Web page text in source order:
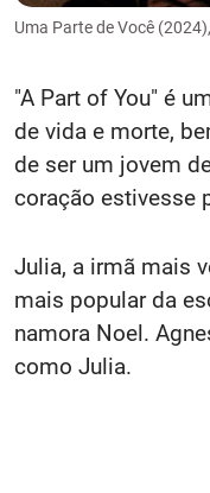
Uma Parte de Você
"A Part of You" é
de vida e morte,
de ser um jovem
coração estivesse
Julia, a irmã mais
mais popular da
namora Noel.
como Julia.